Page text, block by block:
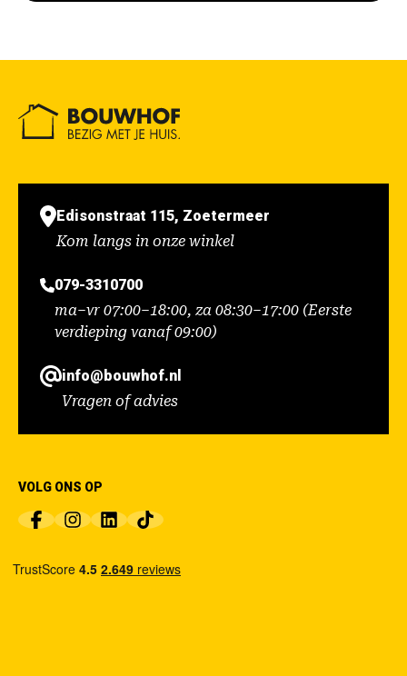
Edisonstraat 115, Zoetermeer
Kom langs in onze winkel
079-3310700
ma–vr 07:00–18:00, za 08:30–17:00 (Eerste
verdieping vanaf 09:00)
info@bouwhof.nl
Vragen of advies
VOLG ONS OP